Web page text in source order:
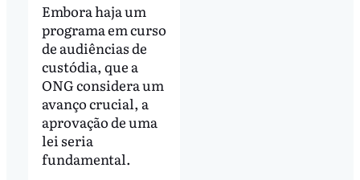
Embora haja um
programa em curso
de audiências de
custódia, que a
ONG considera um
avanço crucial, a
aprovação de uma
lei seria
fundamental.